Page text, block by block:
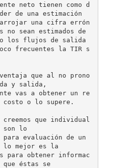
neto tienen como d
de una estimación
una cifra errón
no sean estimados de
los flujos de salida
frecuentes la TIR s
que al no prono
y salida,
vas a obtener un re
costo o lo supere.
creemos que individual
son lo
para evaluación de un
lo mejor es la
para obtener informac
que éstas se